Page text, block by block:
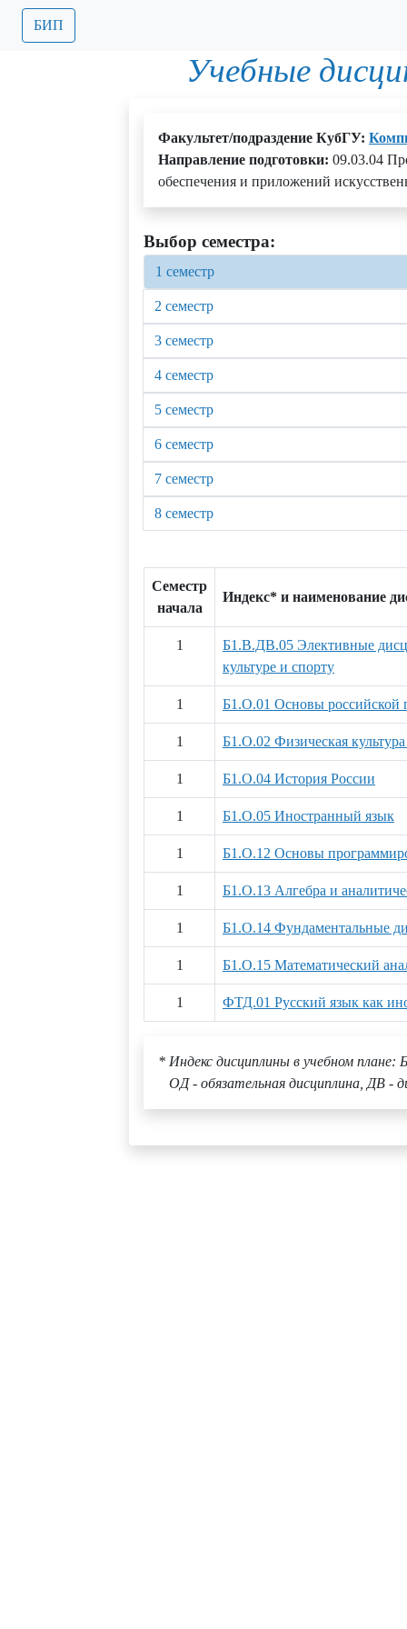
БИП
Учебные
Факультет/подраздение КубГУ:
Направление подготовки: 09.03.04
обеспечения и приложений
Выбор семестра:
1 семестр
2 семестр
3 семестр
4 семестр
5 семестр
6 семестр
7 семестр
8 семестр
Семестр
начала
Индекс* и наименование
1
Б1.В.ДВ.05 Элективные
культуре и спорту
1 Б1.О.01 Основы российской
1 Б1.О.02 Физическая
1 Б1.О.04 История России
1 Б1.О.05 Иностранный язык
1 Б1.О.12 Основы
1 Б1.О.13 Алгебра и
1 Б1.О.14 Фундаментальные
1 Б1.О.15 Математический
1 ФТД.01 Русский язык как
* Индекс дисциплины в учебном плане:
ОД - обязательная дисциплина, ДВ -